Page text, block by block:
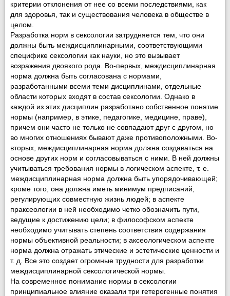
критерии отклонения от нее со всеми последствиями, как
для здо­ровья, так и существования человека в обществе в
целом.
Разработка норм в сексологии затрудняется тем, что они
долж­ны быть междисциплинарными, соответствующими
специфике сексологии как науки, но это вызывает
возражения двоякого рода. Во-первых, междисциплинарная
норма должна быть согласована с нормами,
разработанными всеми теми дисциплинами, отдельные
области которых входят в состав сексологии. Однако в
каждой из этих дисциплин разработано собственное понятие
нормы (напри­мер, в этике, педагогике, медицине, праве),
причем они часто не только не совпадают друг с другом, но
во многих отношениях бы­вают даже противоположными. Во-
вторых, междисциплинарная норма должна создаваться на
основе других норм и согласовывать­ся с ними. В ней должны
учитываться требования нормы в логическом аспекте, т. е.
междисциплинарная норма должна быть упорядочивающей;
кроме того, она должна иметь минимум пред­писаний,
регулирующих совместную жизнь людей; в аспекте
праксеологии в ней необходимо четко обозначить пути,
ведущие к достижению цели; в философском аспекте
необходимо учитывать степень соответствия содержания
нормы объективной реальности; в аксеологическом аспекте
норма должна отражать этические и эстетические ценности и
т. д. Все это создает огромные трудности для разработки
междисциплинарной сексологической нормы.
На современное понимание нормы в сексологии
принципиаль­ное влияние оказали три гетерогенные понятия